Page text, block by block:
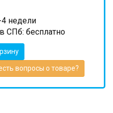
недели
СПб: бесплатно
вопросы о товаре?